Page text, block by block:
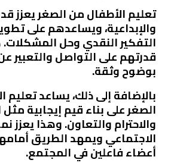
تعليم الأطفال من الصغر يعزز
والإبداعية، ويساعدهم على
التفكير النقدي وحل المشكلات.
قدرتهم على التواصل والتعبير
بوضوح وثقة.
بالإضافة إلى ذلك، يساعد تعليم
الصغر على بناء قيم إيجابية
والاحترام والتعاون. وهذا يعزز
الاجتماعي ويمهد الطريق
أعضاء فاعلين في المجتمع.